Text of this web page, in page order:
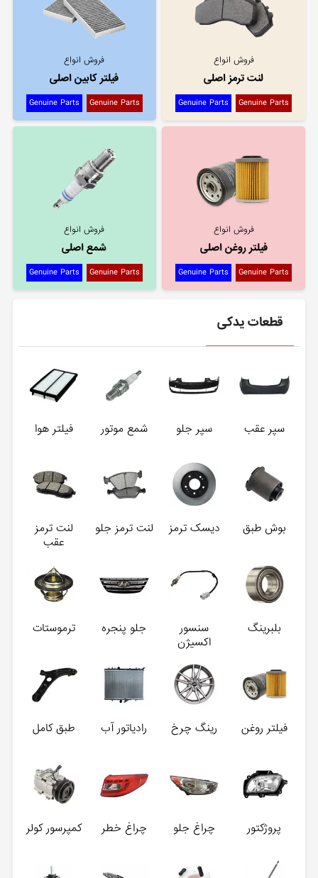
فروش انواع
لنت ترمز اصلی
Genuine Parts
Genuine Parts
فروش انواع
فیلتر کابین اصلی
Genuine Parts
Genuine Parts
فروش انواع
فیلتر روغن اصلی
Genuine Parts
Genuine Parts
فروش انواع
شمع اصلی
Genuine Parts
Genuine Parts
قطعات یدکی
سپر عقب سپر جلو شمع موتور فیلتر هوا
بوش طبق دیسک ترمز لنت ترمز جلو
لنت ترمز
عقب
بلبرینگ
سنسور
اکسیژن
جلو پنجره ترموستات
فیلتر روغن رینگ چرخ رادیاتور آب طبق کامل
پروژکتور چراغ جلو چراغ خطر کمپرسور کولر